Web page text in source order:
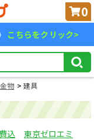
0
こちらをクリック>
物 建具
込
東京ゼロエミ